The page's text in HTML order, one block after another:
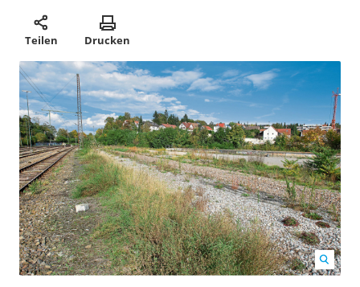
Teilen Drucken